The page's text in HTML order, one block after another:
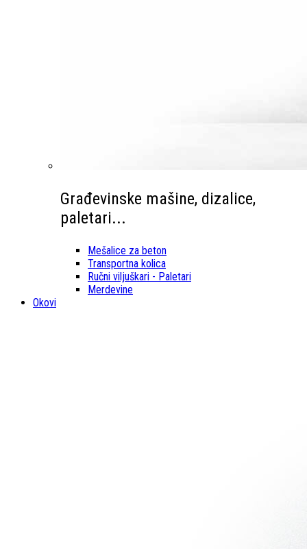
Građevinske mašine, dizalice,
paletari...
Mešalice za beton
Transportna kolica
Ručni viljuškari - Paletari
Merdevine
Okovi